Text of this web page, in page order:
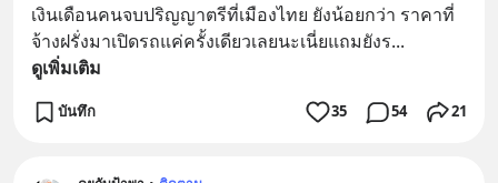
เงินเดือนคนจบปริญญาตรีที่เมืองไทย ยังน้อยกว่า ราคาที่
จ้างฝรั่งมาเปิดรถแค่ครั้งเดียวเลยนะเนี่ยแถมยังร...
ดูเพิ่มเติม
บันทึก 35 54 21